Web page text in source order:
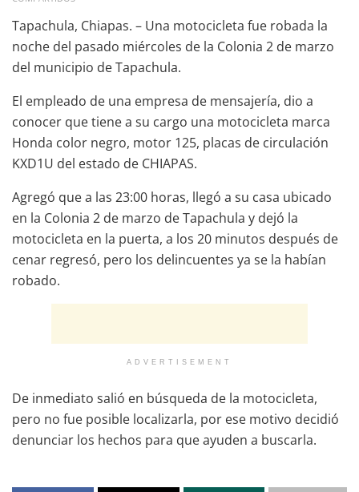
Tapachula, Chiapas. – Una motocicleta fue robada la
noche del pasado miércoles de la Colonia 2 de marzo
del municipio de Tapachula.
El empleado de una empresa de mensajería, dio a
conocer que tiene a su cargo una motocicleta marca
Honda color negro, motor 125, placas de circulación
KXD1U del estado de CHIAPAS.
Agregó que a las 23:00 horas, llegó a su casa ubicado
en la Colonia 2 de marzo de Tapachula y dejó la
motocicleta en la puerta, a los 20 minutos después de
cenar regresó, pero los delincuentes ya se la habían
robado.
ADVERTISEMENT
De inmediato salió en búsqueda de la motocicleta,
pero no fue posible localizarla, por ese motivo decidió
denunciar los hechos para que ayuden a buscarla.